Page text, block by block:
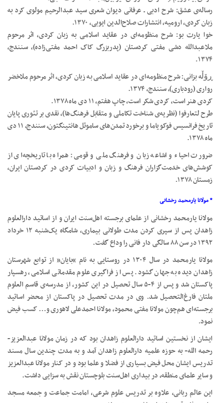
رساله‌ی عشق: شرح ادبی ـ عرفانی دیوان شعری سید عبدالرحیم مولوی کرد به
زبان کردی، ارومیه، انتشارات صلاح‌الدین ایوبی، ۱۳۷۰.
خوا یارت بو: شرح منظومه‌ای در عقاید اسلامی به زبان کردی، اثر مرحوم
ملاعبدالله دشی مفتی کردستان (پدربزرگ کاک احمد مفتی‌زاده‌)، سنندج،
۱۳۷۴.
ڕۆڵه بزانی: شرح منظومه‌ای در عقاید اسلامی به زبان کردی، اثر مرحوم ملاخضر
رواری (رودباری)، سنندج، ۱۳۷۴.
کردی هنر است، کردی شکر است، چاپ هفتم، ۱۱ دی ماه ۱۳۷۸.
طرح لتعارفوا (نظریه‌ی شناخت تکاملی و متقابل فرهنگ‌ها)، نقدی بر تئوری پایان
تاریخ فرانسیس فوکویاما و برخورد تمدن‌های ساموئل هانتینگتون، سنندج، ۱۱ دی
ماه ۱۳۷۸.
ضرورت احیاء و اشاعه زبان و فرهنگ ملی و قومی: همراه با تاریخچه‌ای از
کوشش‌های خدمت‌گزاران فرهنگ و زبان و ادبیات کردی در کردستان ایران،
زمستان ۱۳۷۸.
* مولانا یارمحمد رخشانی
مولانا یارمحمد رخشانی از علمای برجسته اهل‌سنت ایران و از اساتید دارالعلوم
زاهدان پس از سپری کردن مدت طولانی بیماری، شامگاه یک‌شنبه ۱۲ خرداد
۱۳۹۲ در سن ۸۸ سالگی دار فانی را وداع گفت.
مولانا یارمحمد در سال ۱۳۰۴ در روستایی به نام “بایان” از توابع شهرستان
زاهدان دیده به جهان گشود. پس از فراگیری علوم مقدماتی اسلامی، رهسپار
پاکستان شد و پس از ۴-۵ سال تحصیل در این کشور، از مدرسه‌‌ی قاسم العلوم
ملتان فارغ‌التحصیل شد. وی در مدت تحصیل در پاکستان از محضر اساتید
برجسته‌ای هم‌چون مولانا مفتی محمود، مولانا احمدعلی لاهوری و… کسب فیض
نمود.
ایشان از نخستین اساتید دارالعلوم زاهدان بود که در زمان مولانا عبدالعزیز-
رحمه الله- به حوزه علمیه دارالعلوم زاهدان آمد و به مدت چندین سال مسند
تدریس ایشان محل فیض بسیاری از فضلا و علما بود و در کنار مولانا عبدالعزیز
و سایر علمای منطقه، در بیداری اهل‌سنت بلوچستان نقش به سزایی داشت.
این عالم ربانی، علاوه بر تدریس علوم شرعی، امامت جماعت و جمعه مسجد